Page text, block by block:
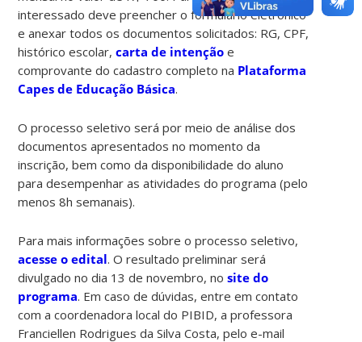
interessado deve preencher o formulário eletrônico
e anexar todos os documentos solicitados: RG, CPF,
histórico escolar,carta de intenção e
comprovante do cadastro completo na Plataforma
Capes de Educação Básica.
O processo seletivo será por meio de análise dos
documentos apresentados no momento da
inscrição, bem como da disponibilidade do aluno
para desempenhar as atividades do programa (pelo
menos 8h semanais).
Para mais informações sobre o processo seletivo,
acesse o edital. O resultado preliminar será
divulgado no dia 13 de novembro, nosite do
programa. Em caso de dúvidas, entre em contato
com a coordenadora local do PIBID, a professora
Franciellen Rodrigues da Silva Costa, pelo e-mail